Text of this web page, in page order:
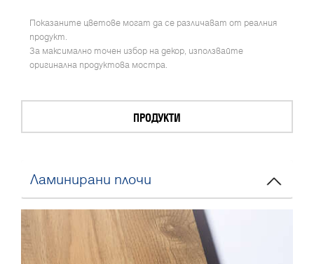
Показаните цветове могат да се различават от реалния
продукт.
За максимално точен избор на декор, използвайте
оригинална продуктова мостра.
ПРОДУКТИ
Ламинирани плочи